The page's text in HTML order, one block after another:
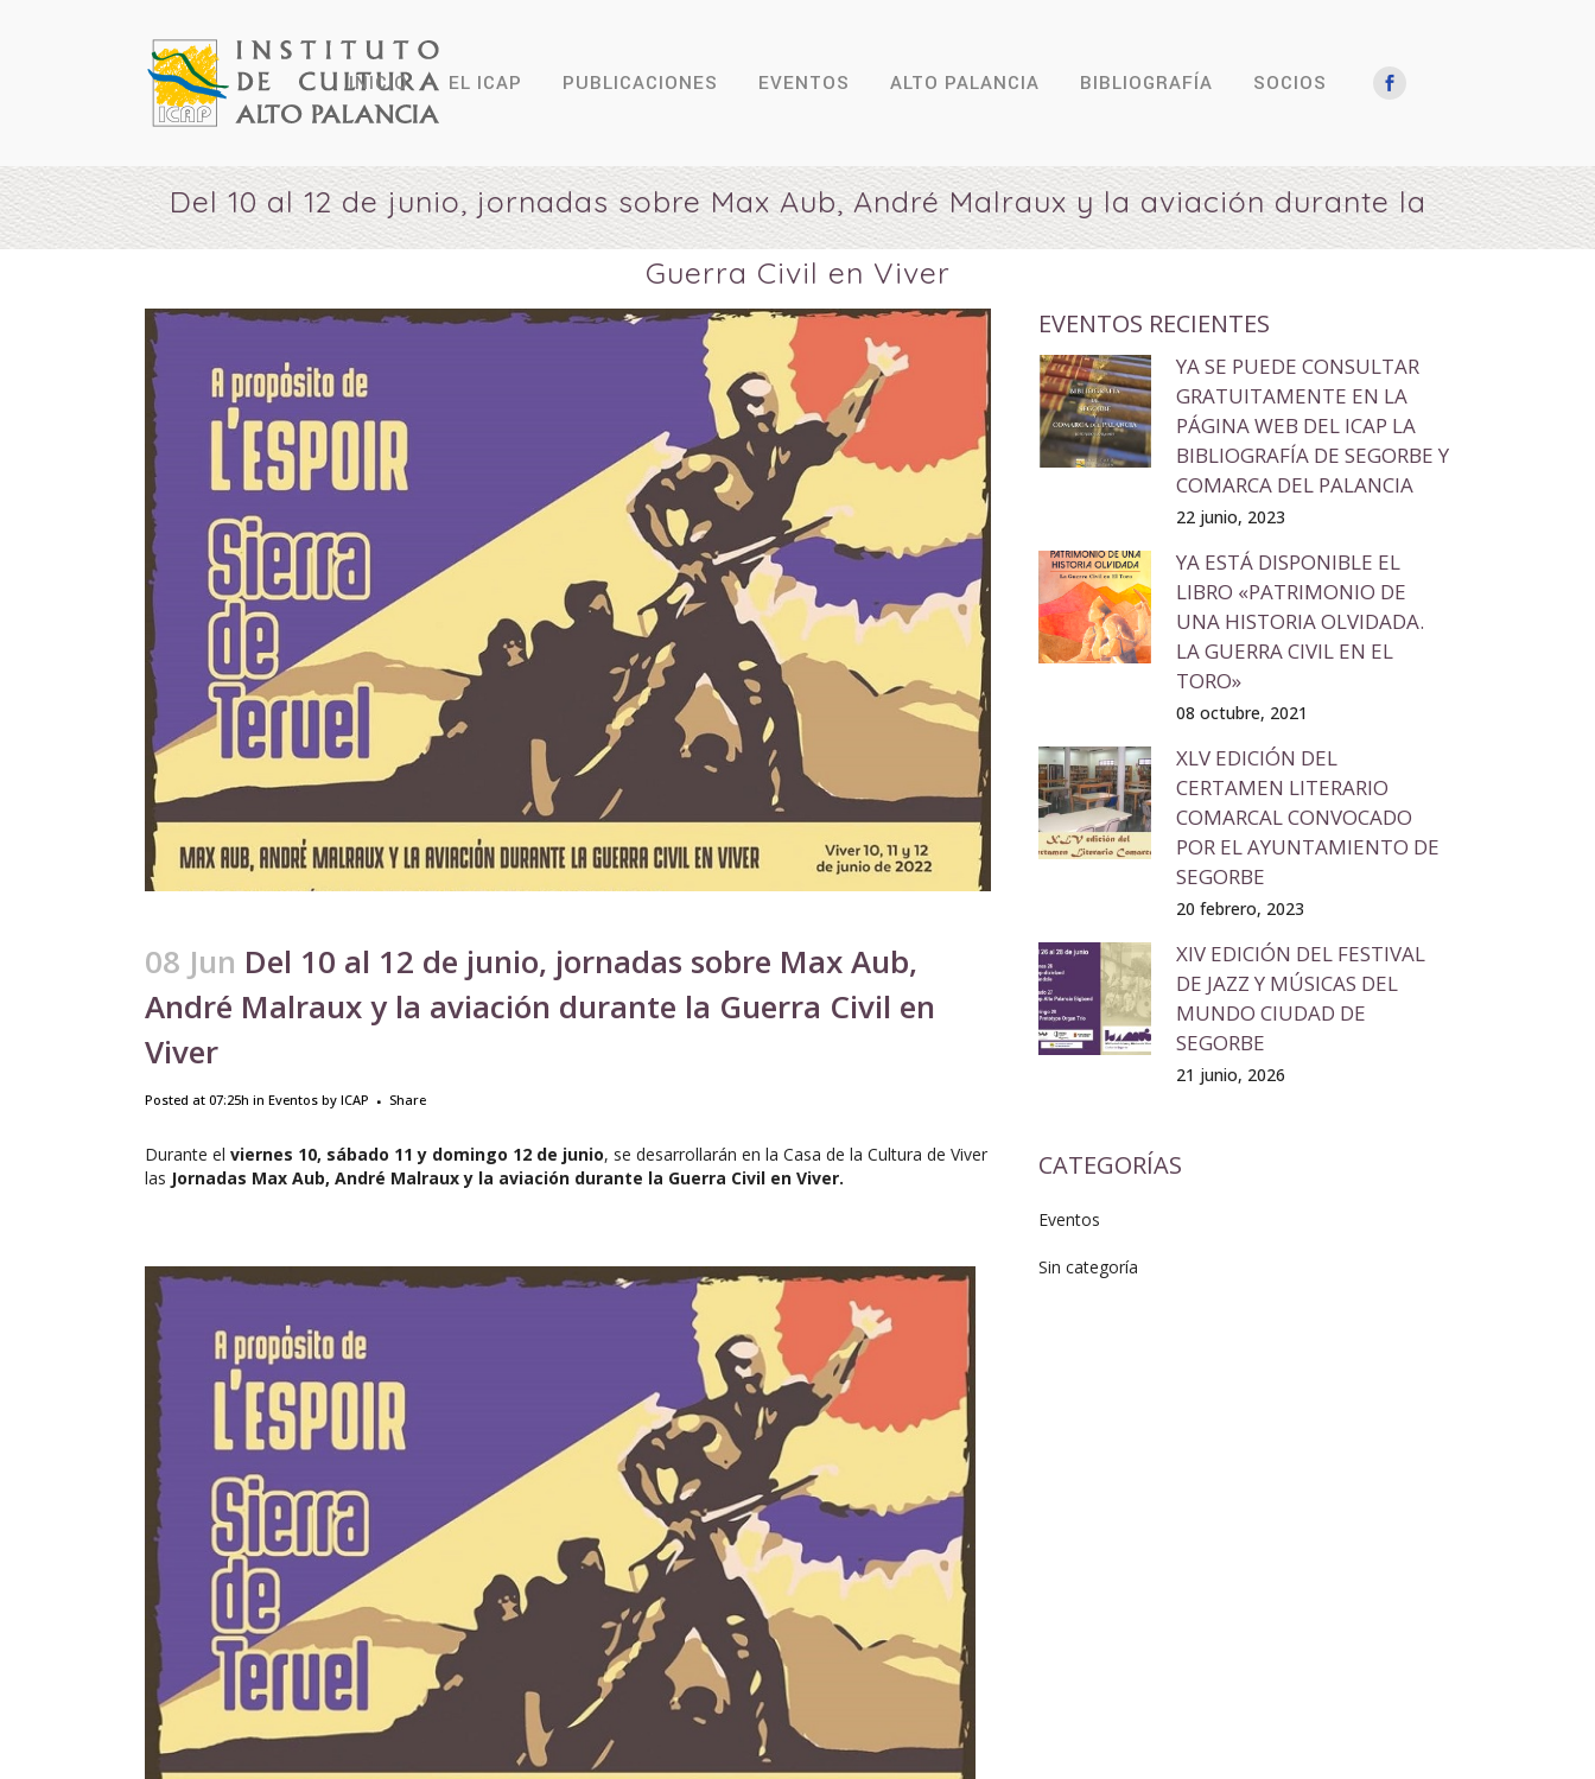
INICIO EL ICAP PUBLICACIONES EVENTOS ALTO PALANCIA BIBLIOGRAFÍA SOCIOS
Del 10 al 12 de junio, jornadas sobre Max Aub, André Malraux y la aviación durante la
Guerra Civil en Viver
08 Jun Del 10 al 12 de junio, jornadas sobre Max Aub,
André Malraux y la aviación durante la Guerra Civil en
Viver
Posted at 07:25h in Eventos by ICAP Share
Durante el viernes 10, sábado 11 y domingo 12 de junio, se desarrollarán en la Casa de la Cultura de Viver
las Jornadas Max Aub, André Malraux y la aviación durante la Guerra Civil en Viver.
EVENTOS RECIENTES
YA SE PUEDE CONSULTAR
GRATUITAMENTE EN LA
PÁGINA WEB DEL ICAP LA
BIBLIOGRAFÍA DE SEGORBE Y
COMARCA DEL PALANCIA
22 junio, 2023
YA ESTÁ DISPONIBLE EL
LIBRO «PATRIMONIO DE
UNA HISTORIA OLVIDADA.
LA GUERRA CIVIL EN EL
TORO»
08 octubre, 2021
XLV EDICIÓN DEL
CERTAMEN LITERARIO
COMARCAL CONVOCADO
POR EL AYUNTAMIENTO DE
SEGORBE
20 febrero, 2023
XIV EDICIÓN DEL FESTIVAL
DE JAZZ Y MÚSICAS DEL
MUNDO CIUDAD DE
SEGORBE
21 junio, 2026
CATEGORÍAS
Eventos
Sin categoría